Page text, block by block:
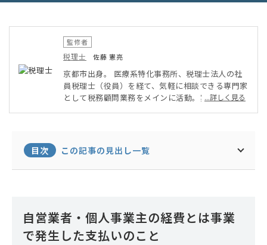
監修者
税理士 佐藤 憲亮
京都市出身。 医療系特化事務所、税理士法人の社
員税理士（役員）を経て、気軽に相談できる専門家
として税務顧問業務をメインに活動。実務で得た知
ながら、大学院で税法を学ぶ。2020年に税理士登
録。2023年6月に京都市中京区にて独立。また、顧
客企業の利益最大化を実現するため、バックオフィ
...詳しく見る
目次 この記事の見出し一覧
自営業者・個人事業主の経費とは事業
で発生した支払いのこと